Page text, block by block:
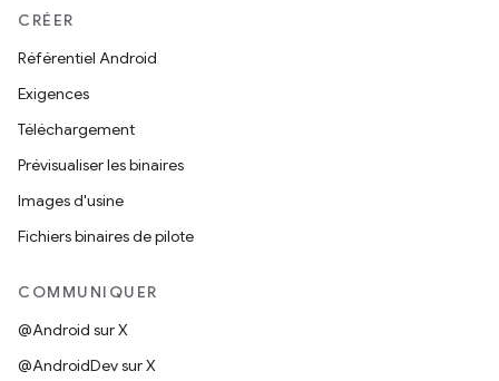
CRÉER
Référentiel Android
Exigences
Téléchargement
Prévisualiser les binaires
Images d'usine
Fichiers binaires de pilote
COMMUNIQUER
@Android sur X
@AndroidDev sur X